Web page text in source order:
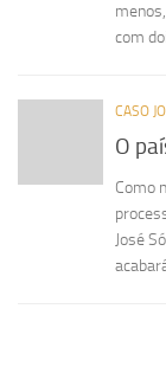
com
CASO
O
Como
José